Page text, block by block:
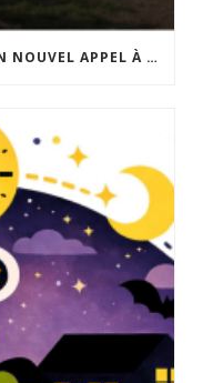
« INSPIRONS LE QUARTIER » : UN NOUVEL APPEL À PROJETS EST LANCÉ !